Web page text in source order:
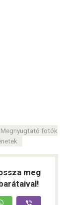
Megnyugtató fotók
meg